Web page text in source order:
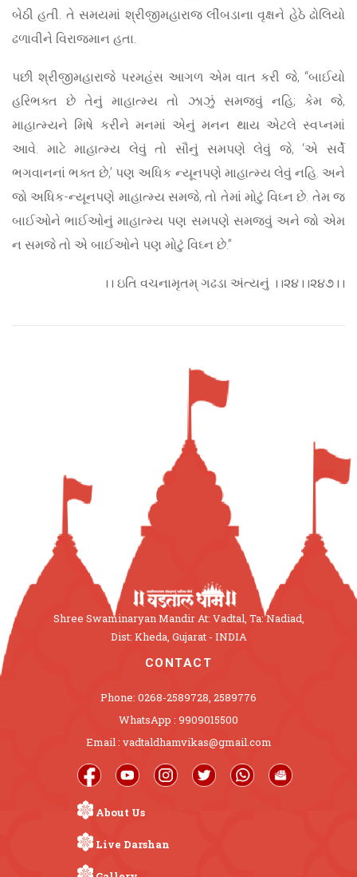
બેઠી હતી. તે સમયમાં શ્રીજીમહારાજ લીંબડાના વૃક્ષને હેઠે ઢોલિયો
ઢળાવીને વિરાજમાન હતા.
પછી શ્રીજીમહારાજે પરમહંસ આગળ એમ વાત કરી જે, “બાઈયો
હરિભક્ત છે તેનું માહાત્મ્ય તો ઝાઝું સમજવું નહિ; કેમ જે,
માહાત્મ્યને મિષે કરીને મનમાં એનું મનન થાય એટલે સ્વપ્નમાં
આવે. માટે માહાત્મ્ય લેવું તો સૌનું સમપણે લેવું જે, ‘એ સર્વે
ભગવાનનાં ભક્ત છે,’ પણ અધિક ન્યૂનપણે માહાત્મ્ય લેવું નહિ. અને
જો અધિક-ન્યૂનપણે માહાત્મ્ય સમજે, તો તેમાં મોટું વિઘ્ન છે. તેમ જ
બાઈઓને ભાઈઓનું માહાત્મ્ય પણ સમપણે સમજવું અને જો એમ
ન સમજે તો એ બાઈઓને પણ મોટું વિઘ્ન છે.”
।। ઇતિ વચનામૃતમ્ ગઢડા અંત્યનું ।।૨૪।।૨૪૭।।
Shree Swaminaryan Mandir At: Vadtal, Ta: Nadiad,
Dist: Kheda, Gujarat - INDIA
CONTACT
Phone: 0268-2589728, 2589776
WhatsApp : 9909015500
Email : vadtaldhamvikas@gmail.com
About Us
Live Darshan